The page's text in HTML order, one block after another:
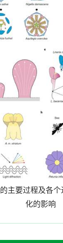
主要过程及各
化的影响